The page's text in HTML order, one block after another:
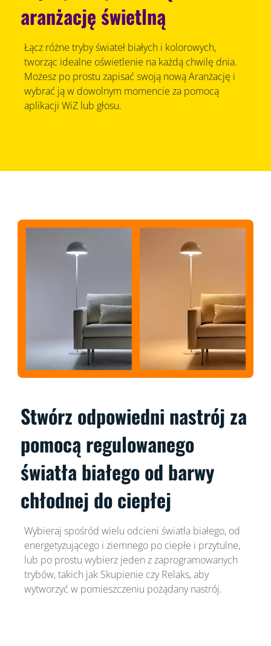
aranżację świetlną
Łącz różne tryby świateł białych i kolorowych,
tworząc idealne oświetlenie na każdą chwilę dnia.
Możesz po prostu zapisać swoją nową Aranżację i
wybrać ją w dowolnym momencie za pomocą
aplikacji WiZ lub głosu.
Stwórz odpowiedni nastrój za
pomocą regulowanego
światła białego od barwy
chłodnej do ciepłej
Wybieraj spośród wielu odcieni światła białego, od
energetyzującego i ziemnego po ciepłe i przytulne,
lub po prostu wybierz jeden z zaprogramowanych
trybów, takich jak Skupienie czy Relaks, aby
wytworzyć w pomieszczeniu pożądany nastrój.